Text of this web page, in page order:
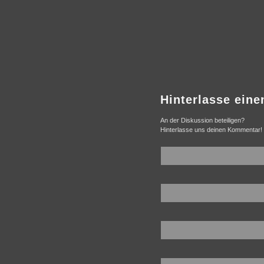
Hinterlasse
An der Diskussion beteiligen?
Hinterlasse uns deinen Kommentar!